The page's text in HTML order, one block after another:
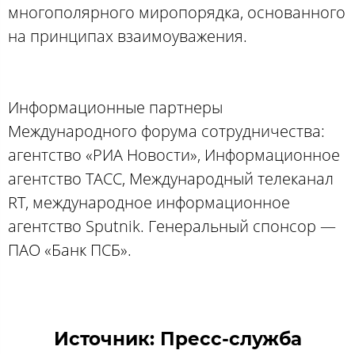
многополярного миропорядка, основанного
на принципах взаимоуважения.
Информационные партнеры
Международного форума сотрудничества:
агентство «РИА Новости», Информационное
агентство ТАСС, Международный телеканал
RT, международное информационное
агентство Sputnik. Генеральный спонсор —
ПАО «Банк ПСБ».
Источник: Пресс-служба